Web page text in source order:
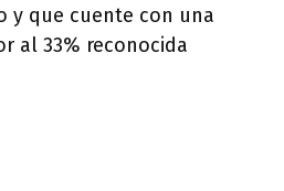
y que cuente con una
al 33% reconocida